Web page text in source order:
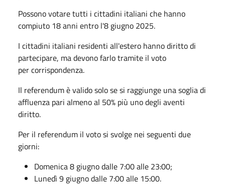
Possono votare tutti i cittadini italiani che hanno
compiuto 18 anni entro l'8 giugno 2025.
I cittadini italiani residenti all'estero hanno diritto di
partecipare, ma devono farlo tramite il voto
per corrispondenza.
Il referendum è valido solo se si raggiunge una soglia di
affluenza pari almeno al 50% più uno degli aventi
diritto.
Per il referendum il voto si svolge nei seguenti due
giorni:
Domenica 8 giugno dalle 7:00 alle 23:00;
Lunedì 9 giugno dalle 7:00 alle 15:00.